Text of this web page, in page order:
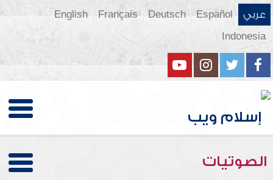
عربي Español
Deutsch
Français
English
Indonesia
الصوتيات